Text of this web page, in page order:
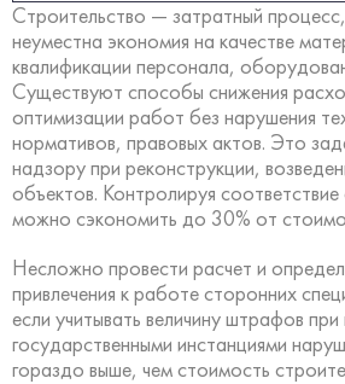
Строительство — затратный
неуместна экономия на качестве
квалификации персонала,
Существуют способы снижения
оптимизации работ без нарушения
нормативов, правовых актов. Это
надзору при реконструкции,
объектов. Контролируя
можно сэкономить до 30% от
Несложно провести расчет и
привлечения к работе сторонних
если учитывать величину штрафов при
государственными инстанциями
гораздо выше, чем стоимость